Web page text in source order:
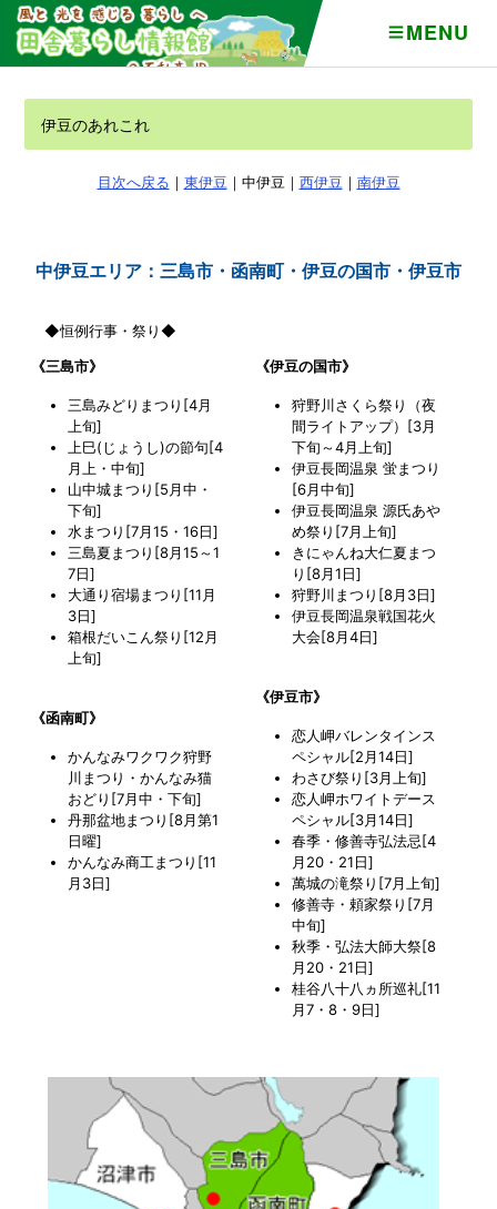
MENU
伊豆のあれこれ
目次へ戻る ｜ 東伊豆 ｜中伊豆｜ 西伊豆 ｜ 南伊豆
中伊豆エリア：三島市・函南町・伊豆の国市・伊豆市
◆恒例行事・祭り◆
《三島市》
三島みどりまつり[4月
上旬]
上巳(じょうし)の節句[4
月上・中旬]
山中城まつり[5月中・
下旬]
水まつり[7月15・16日]
三島夏まつり[8月15～1
7日]
大通り宿場まつり[11月
3日]
箱根だいこん祭り[12月
上旬]
《函南町》
かんなみワクワク狩野
川まつり・かんなみ猫
おどり[7月中・下旬]
丹那盆地まつり[8月第1
日曜]
かんなみ商工まつり[11
月3日]
《伊豆の国市》
狩野川さくら祭り（夜
間ライトアップ）[3月
下旬～4月上旬]
伊豆長岡温泉 蛍まつり
[6月中旬]
伊豆長岡温泉 源氏あや
め祭り[7月上旬]
きにゃんね大仁夏まつ
り[8月1日]
狩野川まつり[8月3日]
伊豆長岡温泉戦国花火
大会[8月4日]
《伊豆市》
恋人岬バレンタインス
ペシャル[2月14日]
わさび祭り[3月上旬]
恋人岬ホワイトデース
ペシャル[3月14日]
春季・修善寺弘法忌[4
月20・21日]
萬城の滝祭り[7月上旬]
修善寺・頼家祭り[7月
中旬]
秋季・弘法大師大祭[8
月20・21日]
桂谷八十八ヵ所巡礼[11
月7・8・9日]